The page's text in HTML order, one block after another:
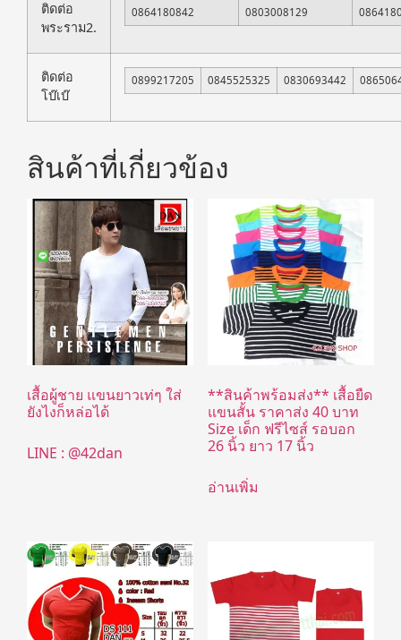
ติดต่อ
พระราม2.
0864180842 0803008129
ติดต่อ
โบ๊เบ๊
0899217205 0845525325 0830693442
สินค้าที่เกี่ยวข้อง
เสื้อผู้ชาย แขนยาวเท่ๆ ใส่
ยังไงก็หล่อได้
LINE : @42dan
**สินค้าพร้อมส่ง** เสื้อยืด
แขนสั้น ราคาส่ง 40 บาท
Size เด็ก ฟรีไซส์ รอบอก
26 นิ้ว ยาว 17 นิ้ว
อ่านเพิ่ม